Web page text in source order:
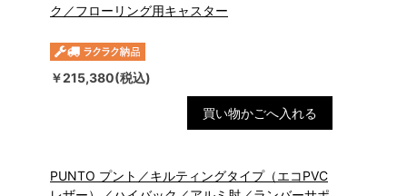
ク／フローリング用キャスター
￥215,380(税込)
買い物かごへ入れる
PUNTO プント／キルティングタイプ（エコPVC